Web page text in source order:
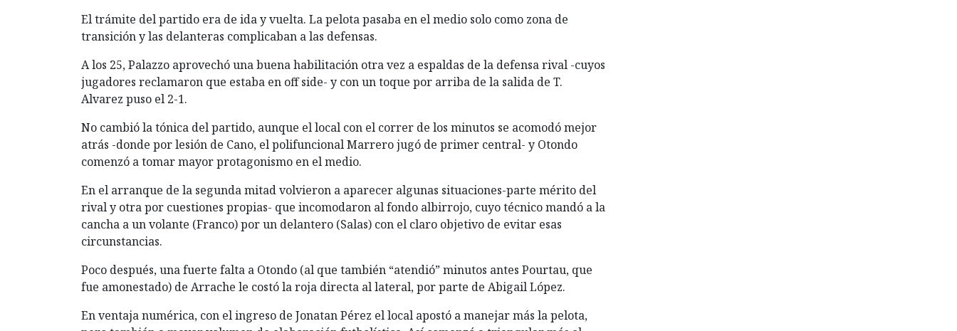
El trámite del partido era de ida y vuelta. La pelota pasaba en el medio solo como zona de
transición y las delanteras complicaban a las defensas.
A los 25, Palazzo aprovechó una buena habilitación otra vez a espaldas de la defensa rival -cuyos
jugadores reclamaron que estaba en off side- y con un toque por arriba de la salida de T.
Alvarez puso el 2-1.
No cambió la tónica del partido, aunque el local con el correr de los minutos se acomodó mejor
atrás -donde por lesión de Cano, el polifuncional Marrero jugó de primer central- y Otondo
comenzó a tomar mayor protagonismo en el medio.
En el arranque de la segunda mitad volvieron a aparecer algunas situaciones-parte mérito del
rival y otra por cuestiones propias- que incomodaron al fondo albirrojo, cuyo técnico mandó a la
cancha a un volante (Franco) por un delantero (Salas) con el claro objetivo de evitar esas
circunstancias.
Poco después, una fuerte falta a Otondo (al que también “atendió” minutos antes Pourtau, que
fue amonestado) de Arrache le costó la roja directa al lateral, por parte de Abigail López.
En ventaja numérica, con el ingreso de Jonatan Pérez el local apostó a manejar más la pelota,